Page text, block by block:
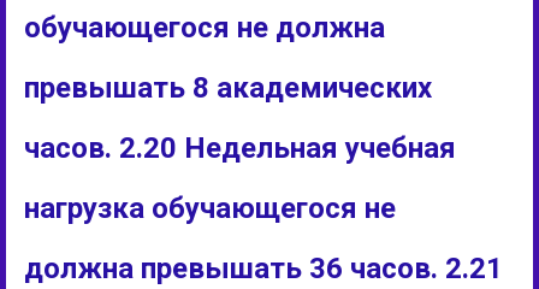
обучающегося не должна
превышать 8 академических
часов. 2.20 Недельная учебная
нагрузка обучающегося не
должна превышать 36 часов. 2.21